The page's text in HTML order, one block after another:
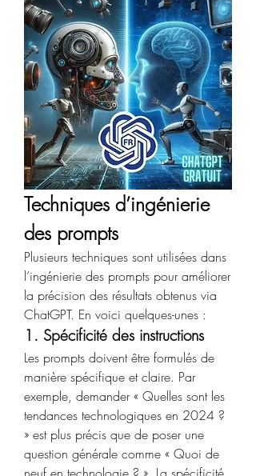
Techniques d’ingénierie
des prompts
Plusieurs techniques sont utilisées dans
l’ingénierie des prompts pour améliorer
la précision des résultats obtenus via
ChatGPT. En voici quelques-unes :
1. Spécificité des instructions
Les prompts doivent être formulés de
manière spécifique et claire. Par
exemple, demander « Quelles sont les
tendances technologiques en 2024 ?
» est plus précis que de poser une
question générale comme « Quoi de